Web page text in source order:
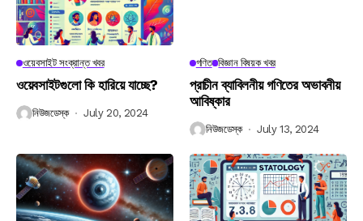
ওয়েবসাইট সংক্রান্ত খবর
ওয়েবসাইটগুলো কি হারিয়ে যাচ্ছে?
নিউজডেস্ক July 20, 2024
গণিত বিজ্ঞান বিষয়ক খবর
প্রাচীন ব্যাবিলনীয় গণিতের অভাবনীয়
আবিষ্কার
নিউজডেস্ক July 13, 2024